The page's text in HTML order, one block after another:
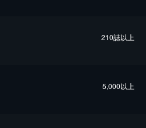
210誌以上
5,000以上